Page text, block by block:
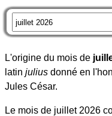
L'origine du mois de
latin julius donné en
Jules César.
Le mois de juillet 2026